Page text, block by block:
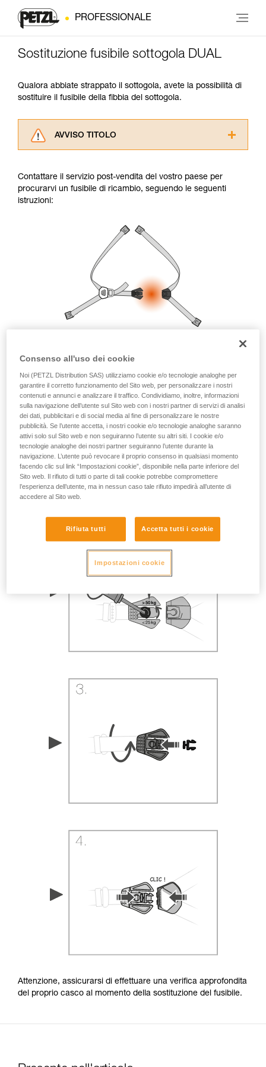
PROFESSIONALE
Sostituzione fusibile sottogola DUAL
Qualora abbiate strappato il sottogola, avete la possibilità di
sostituire il fusibile della fibbia del sottogola.
AVVISO TITOLO
consultarlo. Dovete aver compreso le
informazioni dell’istruzione tecnica per poter
formazione ed un addestramento specifico.
Verificate con un professionista la vostra
capacità di rifare la manovra, da soli, in piena
sicurezza, prima di riprodurla autonomamente.
Forniamo esempi di tecniche relative alla vostra
attività. Ne possono esistere altre che non
vengono qui descritte.
Contattare il servizio post-vendita del vostro paese per
procurarvi un fusibile di ricambio, seguendo le seguenti
istruzioni:
Attenzione, assicurarsi di effettuare una verifica approfondita
del proprio casco al momento della sostituzione del fusibile.
Consenso all'uso dei cookie
Noi (PETZL Distribution SAS) utilizziamo cookie e/o tecnologie analoghe per
garantire il corretto funzionamento del Sito web, per personalizzare i nostri
contenuti e annunci e analizzare il traffico. Condividiamo, inoltre, informazioni
sulla navigazione dell’utente sul Sito web con i nostri partner di servizi di analisi
dei dati, pubblicitari e di social media al fine di personalizzare le nostre
pubblicità. Se l’utente accetta, i nostri cookie e/o tecnologie analoghe saranno
attivi solo sul Sito web e non seguiranno l’utente su altri siti. I cookie e/o
tecnologie analoghe dei nostri partner seguiranno l’utente durante la
navigazione. L’utente può revocare il proprio consenso in qualsiasi momento
facendo clic sul link “Impostazioni cookie”, disponibile nella parte inferiore del
Sito web. Il rifiuto di tutti o parte di tali cookie potrebbe compromettere
l’esperienza dell’utente, ma in nessun caso tale rifiuto impedirà all’utente di
accedere al Sito web.
Rifiuta tutti Accetta tutti i cookie
Impostazioni cookie